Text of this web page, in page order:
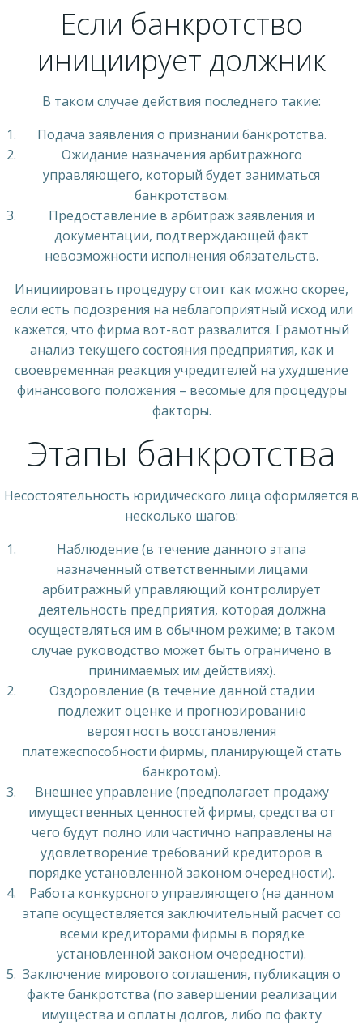
Если банкротство
инициирует должник
В таком случае действия последнего такие:
Подача заявления о признании банкротства.
Ожидание назначения арбитражного
управляющего, который будет заниматься
банкротством.
Предоставление в арбитраж заявления и
документации, подтверждающей факт
невозможности исполнения обязательств.
Инициировать процедуру стоит как можно скорее,
если есть подозрения на неблагоприятный исход или
кажется, что фирма вот-вот развалится. Грамотный
анализ текущего состояния предприятия, как и
своевременная реакция учредителей на ухудшение
финансового положения – весомые для процедуры
факторы.
Этапы банкротства
Несостоятельность юридического лица оформляется в
несколько шагов:
Наблюдение (в течение данного этапа
назначенный ответственными лицами
арбитражный управляющий контролирует
деятельность предприятия, которая должна
осуществляться им в обычном режиме; в таком
случае руководство может быть ограничено в
принимаемых им действиях).
Оздоровление (в течение данной стадии
подлежит оценке и прогнозированию
вероятность восстановления
платежеспособности фирмы, планирующей стать
банкротом).
Внешнее управление (предполагает продажу
имущественных ценностей фирмы, средства от
чего будут полно или частично направлены на
удовлетворение требований кредиторов в
порядке установленной законом очередности).
Работа конкурсного управляющего (на данном
этапе осуществляется заключительный расчет со
всеми кредиторами фирмы в порядке
установленной законом очередности).
Заключение мирового соглашения, публикация о
факте банкротства (по завершении реализации
имущества и оплаты долгов, либо по факту